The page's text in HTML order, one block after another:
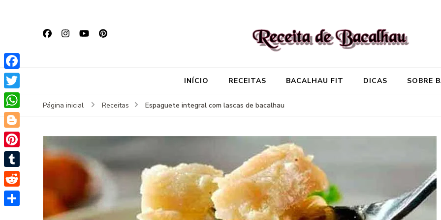
INÍCIO RECEITAS BACALHAU FIT DICAS SOBRE
Página inicial Receitas Espaguete integral com lascas de bacalhau
Facebook
Twitter
WhatsApp
Blogger
Pinterest
Tumblr
Reddit